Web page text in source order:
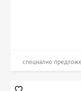
специално